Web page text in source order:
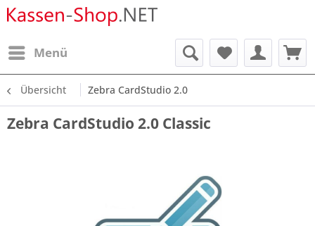
Menü
Übersicht Zebra CardStudio 2.0
Zebra CardStudio 2.0 Classic